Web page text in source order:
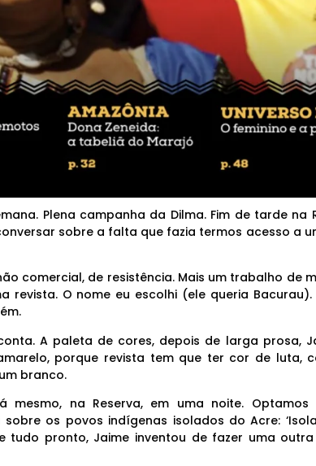
Plena campanha da Dilma. Fim de tarde na
sobre a falta que fazia termos acesso a
comercial, de resistência. Mais um trabalho de
revista. O nome eu escolhi (ele queria
A paleta de cores, depois de larga prosa,
porque revista tem que ter cor de luta,
branco.
mesmo, na Reserva, em uma noite.
os povos indígenas isolados do Acre:
tudo pronto, Jaime inventou de fazer uma